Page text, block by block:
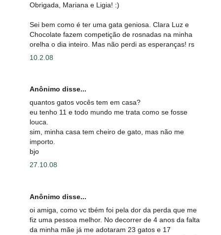
Obrigada, Mariana e Ligia! :)
Sei bem como é ter uma gata geniosa. Clara Luz e
Chocolate fazem competição de rosnadas na minha
orelha o dia inteiro. Mas não perdi as esperanças! rs
10.2.08
Anônimo disse...
quantos gatos vocês tem em casa?
eu tenho 11 e todo mundo me trata como se fosse
louca.
sim, minha casa tem cheiro de gato, mas não me
importo.
bjo
27.10.08
Anônimo disse...
oi amiga, como vc tbém foi pela dor da perda que me
fiz uma pessoa melhor. No decorrer de 4 anos da falta
da minha mãe já me adotaram 23 gatos e 17